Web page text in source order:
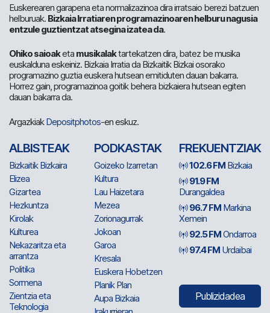
Euskerearen garapena eta normalizazinoa dira irratsaio berezi batzuen
helburuak. Bizkaia Irratiaren programazinoaren helburu nagusia
entzule guztientzat atsegina izatea da.
Ohiko saioaketa musikalaktartekatzen dira, batez be musika
euskalduna eskeiniz. Bizkaia Irratia da Bizkaitik Bizkai osorako
programazino guztia euskera hutsean emitiduten dauan bakarra.
Horrez gain, programazinoa goitik behera bizkaiera hutsean egiten
dauan bakarra da.
ArgazkiakDepositphotos-en eskuz.
ALBISTEAK
Bizkaitik Bizkaira
Elizea
Gizartea
Hezkuntza
Kirolak
Kulturea
Nekazaritza eta
arrantza
Politika
Sormena
Zientzia eta
Teknologia
PODKASTAK
Goizeko Izarretan
Kultura
Lau Haizetara
Mezea
Zorionagurrak
Jokoan
Garoa
Kresala
Euskera Hobetzen
Planik Plan
Aupa Bizkaia
FREKUENTZIAK
102.6 FM Bizkaia
91.9 FM
Durangaldea
96.7 FM Markina
Xemein
92.5 FMOndarroa
97.4 FM Urdaibai
Publizidadea